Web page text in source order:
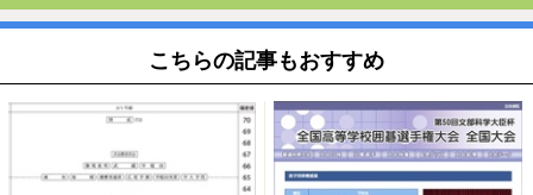
こちらの記事もおすすめ